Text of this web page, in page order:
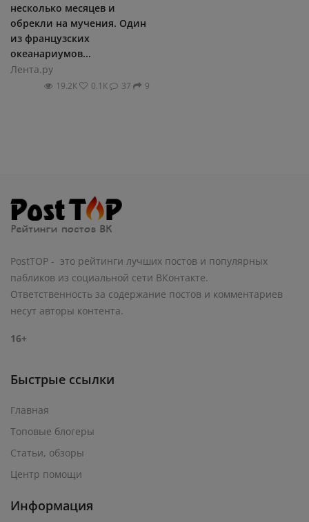
несколько месяцев и
обрекли на мучения. Один
из французских
океанариумов...
Лента.ру
19.2К 0.1К 37 9
PostTOP - это рейтинги лучших постов и популярных
пабликов из социальной сети ВКонтакте.
Ответственность за содержание постов и комментариев
несут авторы контента.
16+
Быстрые ссылки
Главная
Топовые блогеры
Статьи, обзоры
Центр помощи
Информация